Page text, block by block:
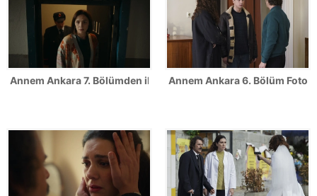
Annem Ankara 7. Bölümden ilk kareler!Annem Ankara 6. Bölüm